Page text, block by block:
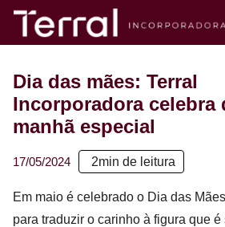
Dia das mães: Terral
Incorporadora celebra
manhã especial
17/05/2024 2min de leitura
Em maio é celebrado o Dia das
para traduzir o carinho à figura que é